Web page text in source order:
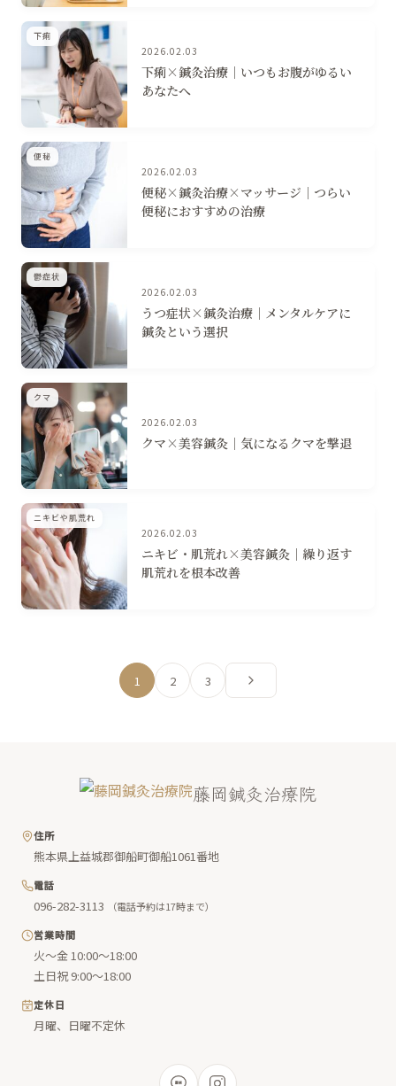
下痢
2026.02.03
下痢×鍼灸治療│いつもお腹がゆるい
あなたへ
便秘
2026.02.03
便秘×鍼灸治療×マッサージ│つらい
便秘におすすめの治療
鬱症状
2026.02.03
うつ症状×鍼灸治療│メンタルケアに
鍼灸という選択
クマ
2026.02.03
クマ×美容鍼灸│気になるクマを撃退
ニキビや肌荒れ
2026.02.03
ニキビ・肌荒れ×美容鍼灸│繰り返す
肌荒れを根本改善
1 2 3
藤岡鍼灸治療院
住所
熊本県上益城郡御船町御船1061番地
電話
096-282-3113
（電話予約は17時まで）
営業時間
火〜金 10:00〜18:00
土日祝 9:00〜18:00
定休日
月曜、日曜不定休